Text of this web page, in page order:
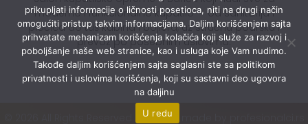
moderno i funkcionalno kupatilo — od sanitarija i
pločica do tuš kabina i bojlera, uz stručnu podršku i
prevoz po posebnim uslovima.
© 2026 All Rights Reserved | Website made by profesionalci.rs
prikupljati informacije o ličnosti posetioca, niti na drugi način
omogućiti pristup takvim informacijama. Daljim korišćenjem sajta
prihvatate mehanizam korišćenja kolačića koji služe za razvoj i
poboljšanje naše web stranice, kao i usluga koje Vam nudimo.
Takođe daljim korišćenjem sajta saglasni ste sa politikom
privatnosti i uslovima korišćenja, koji su sastavni deo ugovora
na daljinu
U redu